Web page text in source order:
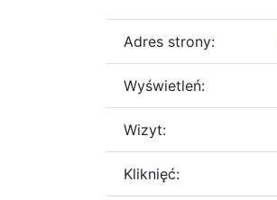
Adres strony:
Wyświetleń:
Wizyt:
Kliknięć: